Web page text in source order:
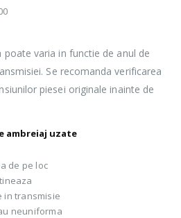
varia in functie de anul de
Se recomanda verificarea
piesei originale inainte de
ambreiaj uzate
de pe loc
in transmisie
neuniforma